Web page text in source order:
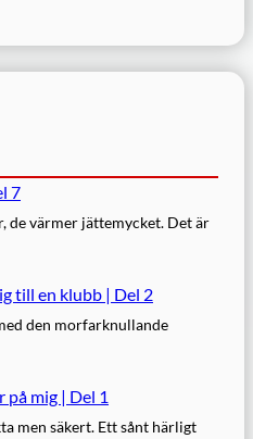
7
de värmer jättemycket. Det är
till en klubb | Del 2
den morfarknullande
på mig | Del 1
men säkert. Ett sånt härligt